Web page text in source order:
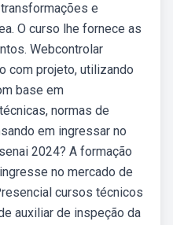
e
O curso lhe fornece as
Webcontrolar
com projeto, utilizando
base em
normas de
em ingressar no
2024? A formação
no mercado de
cursos técnicos
auxiliar de inspeção da